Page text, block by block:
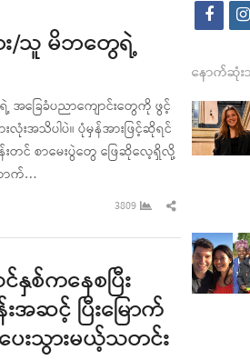
း/သူ မိဘတွေရဲ့
အခြေခံပညာကျောင်းတွေကို ဖွင့်
လုံးအသိပါပဲ။ ပုံမှန်အားဖြင့်ဆိုရင်
းတင် စာမေးပွဲတွေ ဖြေဆိုလေ့ရှိလို့
ာက်…
3809
Share
post
နှစ်ကနေစပြီး
ဆင့် ပြီးမြောက်
းသွားမယ့်သတင်း
f
c
e
b
o
i
နောက်ဆုံး